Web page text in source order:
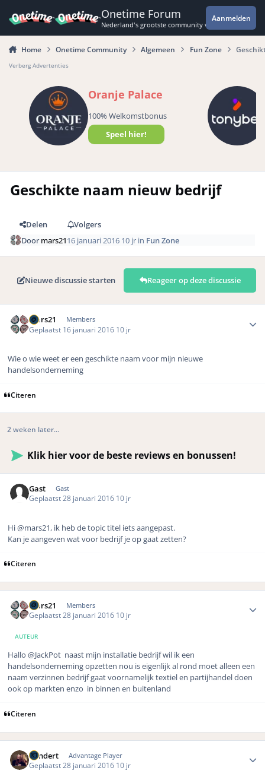
Onetime Forum
Nederland's grootste community voor de
Aanmelden
Home Onetime Community Algemeen Fun Zone
Verberg Advertenties
Oranje Palace
100% Welkomstbonus
Speel hier!
Geschikte naam nieuw bedrijf
Delen
Volgers
Doormars2116 januari 2016 10 jr in Fun Zone
Nieuwe discussie starten Reageer op deze discussie
mars21 Members
Geplaatst 16 januari 2016 10 jr
Wie o wie weet er een geschikte naam voor mijn nieuwe
handelsonderneming
Citeren
2 weken later...
Klik hier voor de beste reviews en bonussen!
Gast Gast
Geplaatst 28 januari 2016 10 jr
Hi @mars21, ik heb de topic titel iets aangepast.
Kan je aangeven wat voor bedrijf je op gaat zetten?
Citeren
mars21 Members
Geplaatst 28 januari 2016 10 jr
AUTEUR
Hallo @JackPot naast mijn installatie bedrijf wil ik een
handelsonderneming opzetten nou is eigenlijk al rond moet alleen een
naam verzinnen bedrijf gaat voornamelijk textiel en partijhandel doen
ook op markten enzo in binnen en buitenland
Citeren
Vondert Advantage Player
Geplaatst 28 januari 2016 10 jr